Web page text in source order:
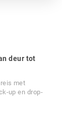
deur tot
met
up en drop-